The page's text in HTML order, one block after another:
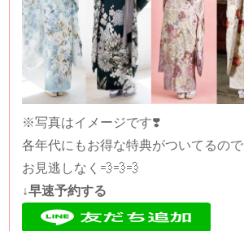
※写真はイメージです❣️
各年代にもお得な特典がついてるので
お見逃しなく💨💨💨
↓早速予約する